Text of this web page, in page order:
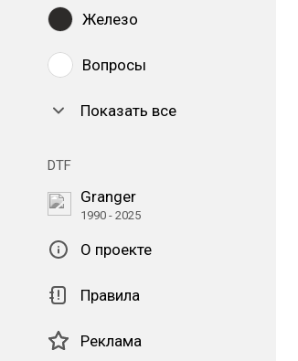
Железо
Вопросы
Показать все
DTF
Granger
1990 - 2025
О проекте
Правила
Реклама